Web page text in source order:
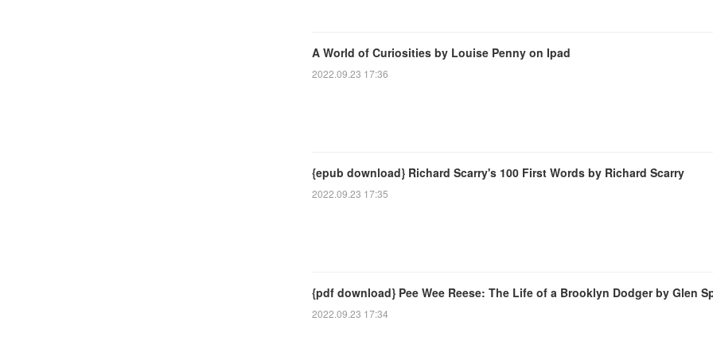
A World of Curiosities by Louise Penny on Ipad
2022.09.23 17:36
{epub download} Richard Scarry's 100 First Words by Richard Scarry
2022.09.23 17:35
{pdf download} Pee Wee Reese: The Life of a Brooklyn Dodger by Glen
2022.09.23 17:34